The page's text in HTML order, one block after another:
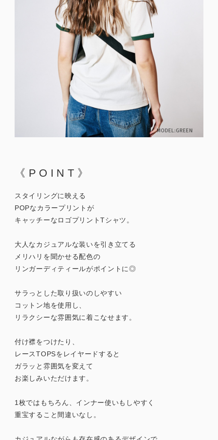
《POINT》
スタイリングに映える
POPなカラープリントが
キャッチーなロゴプリントTシャツ。
大人なカジュアルな装いを引き立てる
メリハリを聞かせる配色の
リンガーディティールがポイントに◎
サラっとした取り扱いのしやすい
コットン地を使用し、
リラクシーな雰囲気に着こなせます。
付け襟をつけたり、
レースTOPSをレイヤードすると
ガラッと雰囲気を変えて
お楽しみいただけます。
1枚ではもちろん、インナー使いもしやすく
重宝すること間違いなし。